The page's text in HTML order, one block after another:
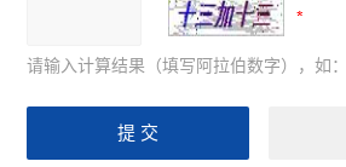
请输入计算结果（填写阿拉伯数字），如